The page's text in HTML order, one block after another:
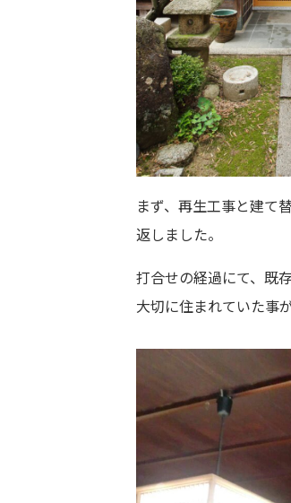
まず、再生工事と建て
返しました。
打合せの経過にて、既
大切に住まれていた事